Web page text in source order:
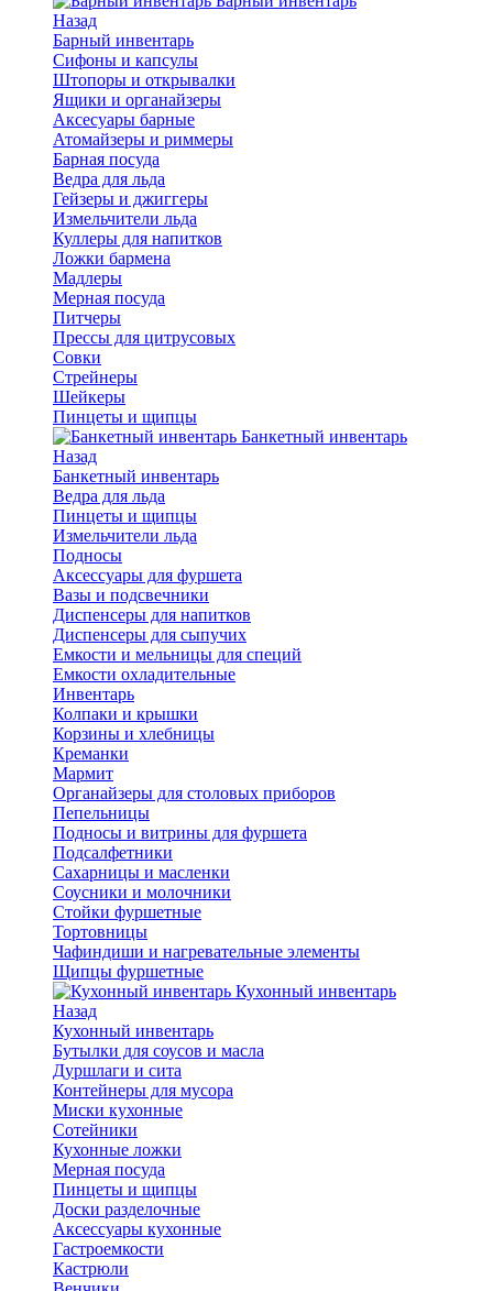
Назад
Барный инвентарь
Сифоны и капсулы
Штопоры и открывалки
Ящики и органайзеры
Аксесуары барные
Атомайзеры и риммеры
Барная посуда
Ведра для льда
Гейзеры и джиггеры
Измельчители льда
Куллеры для напитков
Ложки бармена
Мадлеры
Мерная посуда
Питчеры
Прессы для цитрусовых
Совки
Стрейнеры
Шейкеры
Пинцеты и щипцы
Банкетный инвентарь
Назад
Банкетный инвентарь
Ведра для льда
Пинцеты и щипцы
Измельчители льда
Подносы
Аксессуары для фуршета
Вазы и подсвечники
Диспенсеры для напитков
Диспенсеры для сыпучих
Емкости и мельницы для специй
Емкости охладительные
Инвентарь
Колпаки и крышки
Корзины и хлебницы
Креманки
Мармит
Органайзеры для столовых приборов
Пепельницы
Подносы и витрины для фуршета
Подсалфетники
Сахарницы и масленки
Соусники и молочники
Стойки фуршетные
Тортовницы
Чафиндиши и нагревательные элементы
Щипцы фуршетные
Кухонный инвентарь
Назад
Кухонный инвентарь
Бутылки для соусов и масла
Дуршлаги и сита
Контейнеры для мусора
Миски кухонные
Сотейники
Кухонные ложки
Мерная посуда
Пинцеты и щипцы
Доски разделочные
Аксессуары кухонные
Гастроемкости
Кастрюли